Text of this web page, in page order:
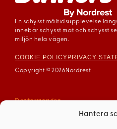
Hantera
En schysst måltidsupplevelse
innebär schysst mat och schysst
miljön hela vägen.
COOKIE POLICY PRIVACY
Copyright © 2026 Nordrest
Restauranger